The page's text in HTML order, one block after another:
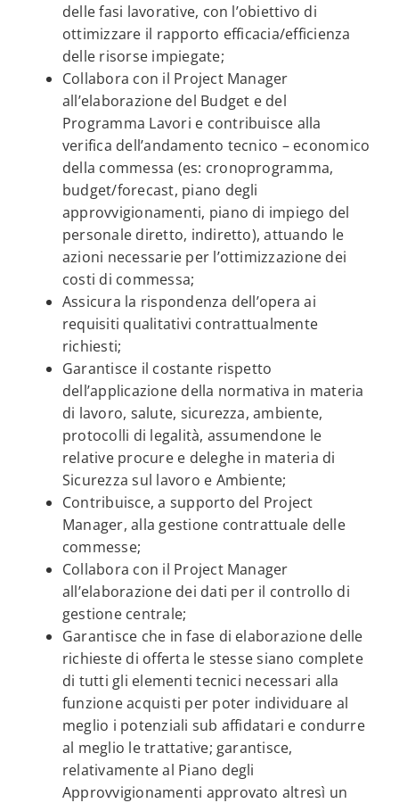
delle fasi lavorative, con l’obiettivo di
ottimizzare il rapporto efficacia/efficienza
delle risorse impiegate;
Collabora con il Project Manager
all’elaborazione del Budget e del
Programma Lavori e contribuisce alla
verifica dell’andamento tecnico – economico
della commessa (es: cronoprogramma,
budget/forecast, piano degli
approvvigionamenti, piano di impiego del
personale diretto, indiretto), attuando le
azioni necessarie per l’ottimizzazione dei
costi di commessa;
Assicura la rispondenza dell’opera ai
requisiti qualitativi contrattualmente
richiesti;
Garantisce il costante rispetto
dell’applicazione della normativa in materia
di lavoro, salute, sicurezza, ambiente,
protocolli di legalità, assumendone le
relative procure e deleghe in materia di
Sicurezza sul lavoro e Ambiente;
Contribuisce, a supporto del Project
Manager, alla gestione contrattuale delle
commesse;
Collabora con il Project Manager
all’elaborazione dei dati per il controllo di
gestione centrale;
Garantisce che in fase di elaborazione delle
richieste di offerta le stesse siano complete
di tutti gli elementi tecnici necessari alla
funzione acquisti per poter individuare al
meglio i potenziali sub affidatari e condurre
al meglio le trattative; garantisce,
relativamente al Piano degli
Approvvigionamenti approvato altresì un